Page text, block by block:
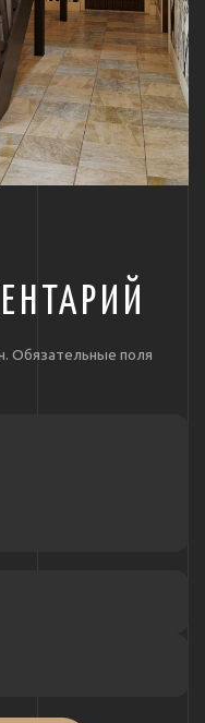
Обязательные поля